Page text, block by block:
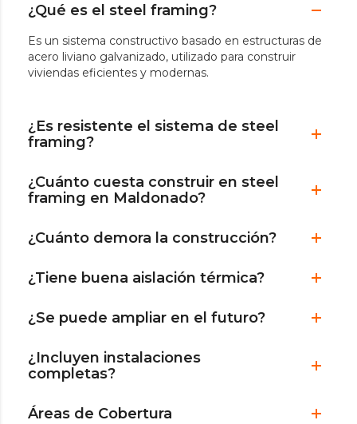
¿Qué es el steel framing?
Es un sistema constructivo basado en estructuras de
acero liviano galvanizado, utilizado para construir
viviendas eficientes y modernas.
¿Es resistente el sistema de steel
framing?
¿Cuánto cuesta construir en steel
framing en Maldonado?
¿Cuánto demora la construcción?
¿Tiene buena aislación térmica?
¿Se puede ampliar en el futuro?
¿Incluyen instalaciones
completas?
Áreas de Cobertura